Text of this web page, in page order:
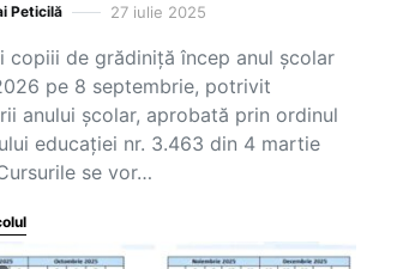
Peticilă 27 iulie 2025
copiii de grădiniță încep anul școlar
pe 8 septembrie, potrivit
anului școlar, aprobată prin ordinul
educației nr. 3.463 din 4 martie
se vor…